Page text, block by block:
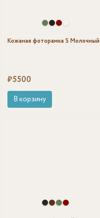
Кожаная фоторамка S Молочный
₽5500
В корзину